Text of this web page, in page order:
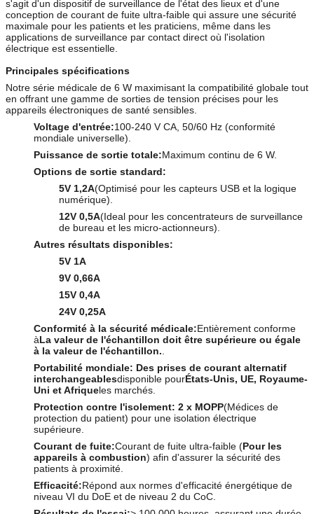
s'agit d'un dispositif de surveillance de l'état des lieux et d'une
conception de courant de fuite ultra-faible qui assure une sécurité
maximale pour les patients et les praticiens, même dans les
applications de surveillance par contact direct où l'isolation
électrique est essentielle.
Principales spécifications
Notre série médicale de 6 W maximisant la compatibilité globale tout
en offrant une gamme de sorties de tension précises pour les
appareils électroniques de santé sensibles.
Voltage d'entrée:100-240 V CA, 50/60 Hz (conformité
mondiale universelle).
Puissance de sortie totale:Maximum continu de 6 W.
Options de sortie standard:
5V 1,2A(Optimisé pour les capteurs USB et la logique
numérique).
12V 0,5A(Ideal pour les concentrateurs de surveillance
de bureau et les micro-actionneurs).
Autres résultats disponibles:
5V 1A
9V 0,66A
15V 0,4A
24V 0,25A
Conformité à la sécurité médicale:Entièrement conforme
àLa valeur de l'échantillon doit être supérieure ou égale
à la valeur de l'échantillon.
Portabilité mondiale: Des prises de courant alternatif
interchangeablesdisponible pourÉtats-Unis, UE, Royaume-
Uni et Afriqueles marchés.
Protection contre l'isolement: 2 x MOPP(Médices de
protection du patient) pour une isolation électrique
supérieure.
Courant de fuite:Courant de fuite ultra-faible (Pour les
appareils à combustion) afin d'assurer la sécurité des
patients à proximité.
Efficacité:Répond aux normes d'efficacité énergétique de
niveau VI du DoE et de niveau 2 du CoC.